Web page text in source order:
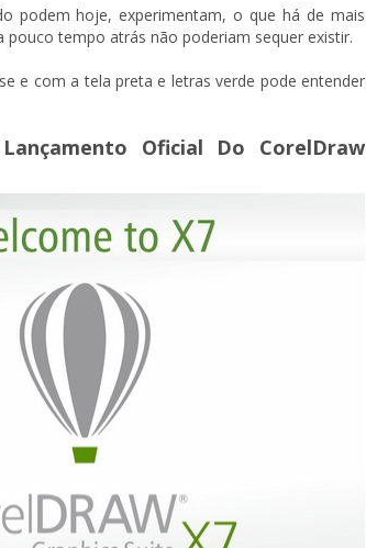
podem hoje, experimentam, o que há de mais
tempo atrás não poderiam sequer existir.
e com a tela preta e letras verde pode entender
Oficial Do CorelDraw